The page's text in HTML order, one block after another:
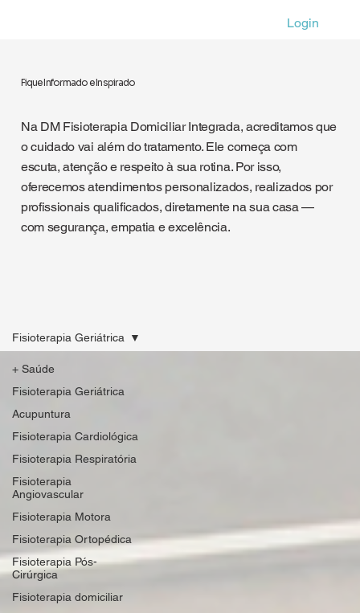
Login
Na DM Fisioterapia Domiciliar Integrada, acreditamos que
o cuidado vai além do tratamento. Ele começa com
escuta, atenção e respeito à sua rotina. Por isso,
oferecemos atendimentos personalizados, realizados por
profissionais qualificados, diretamente na sua casa —
com segurança, empatia e excelência.
Fique Informado e Inspirado
+ Saúde
Fisioterapia Geriátrica
Acupuntura
Fisioterapia Cardiológica
Fisioterapia Respiratória
Fisioterapia
Angiovascular
Fisioterapia Motora
Fisioterapia Ortopédica
Fisioterapia Pós-
Cirúrgica
Fisioterapia domiciliar
Fisioterapia Geriátrica